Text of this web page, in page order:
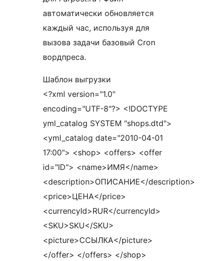
автоматически обновляется
каждый час, используя для
вызова задачи базовый Cron
вордпреса.
Шаблон выгрузки
<?xml version="1.0"
encoding="UTF-8"?> <!DOCTYPE
yml_catalog SYSTEM "shops.dtd">
<yml_catalog date="2010-04-01
17:00"> <shop> <offers> <offer
id="ID"> <name>ИМЯ</name>
<description>ОПИСАНИЕ</description>
<price>ЦЕНА</price>
<currencyId>RUR</currencyId>
<SKU>SKU</SKU>
<picture>ССЫЛКА</picture>
</offer> </offers> </shop>